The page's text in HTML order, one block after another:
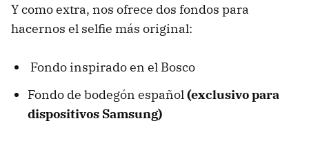
Y como extra, nos ofrece dos fondos para
hacernos el selfie más original:
Fondo inspirado en el Bosco
Fondo de bodegón español (exclusivo para
dispositivos Samsung)